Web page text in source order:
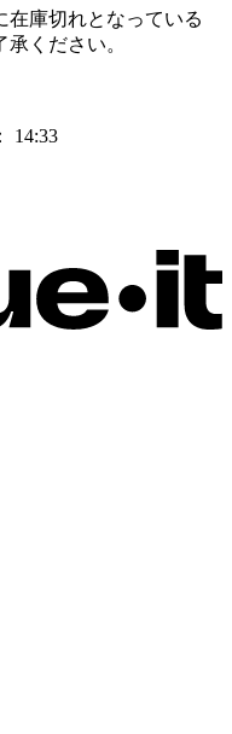
在庫切れとなっている
ください。
14:33